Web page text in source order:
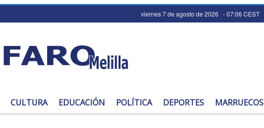
viernes 7 de agosto de 2026 - 07:06 CEST
CULTURA EDUCACIÓN POLÍTICA DEPORTES MARRUECOS